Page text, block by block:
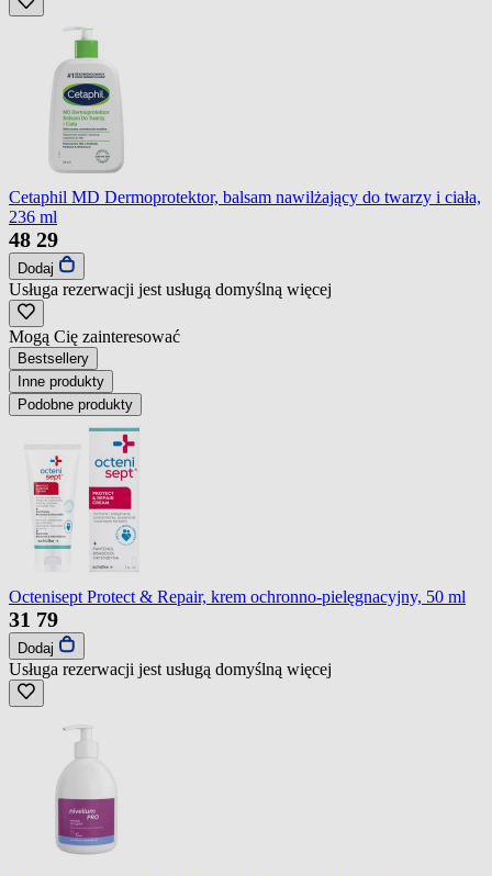
Cetaphil MD Dermoprotektor, balsam nawilżający do twarzy i ciała,
236 ml
48 29
Dodaj
Usługa rezerwacji jest usługą domyślną więcej
Mogą Cię zainteresować
Bestsellery
Inne produkty
Podobne produkty
Octenisept Protect & Repair, krem ochronno-pielęgnacyjny, 50 ml
31 79
Dodaj
Usługa rezerwacji jest usługą domyślną więcej